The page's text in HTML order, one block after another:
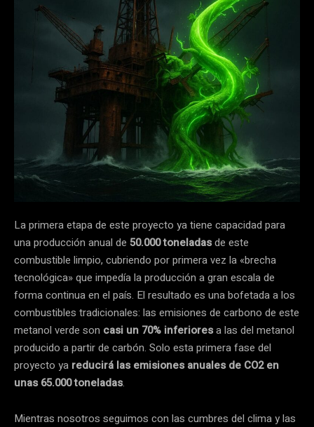
La primera etapa de este proyecto ya tiene capacidad para
una producción anual de 50.000 toneladasde este
combustible limpio, cubriendo por primera vez la «brecha
tecnológica» que impedía la producción a gran escala de
forma continua en el país. El resultado es una bofetada a los
combustibles tradicionales: las emisiones de carbono de este
metanol verde son casi un 70% inferioresa las del metanol
producido a partir de carbón. Solo esta primera fase del
proyecto ya reducirá las emisiones anuales de CO2 en
unas 65.000 toneladas.
Mientras nosotros seguimos con las cumbres del clima y las